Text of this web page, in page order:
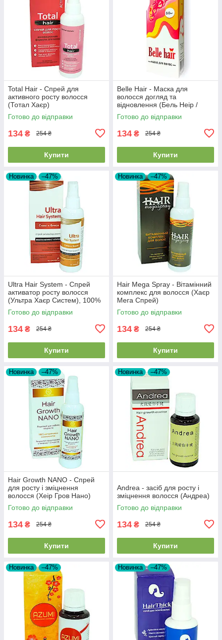
Total Hair - Спрей для
активного росту волосся
(Тотал Хаєр)
Готово до відправки
134 ₴ 254 ₴
Купити
Belle Hair - Маска для
волосся догляд та
відновлення (Бель Неір /
Гарне волосся)
Готово до відправки
134 ₴ 254 ₴
Купити
Новинка –47%
Ultra Hair System - Спрей
активатор росту волосся
(Ультра Хаєр Систем), 100%
натуральний склад
Готово до відправки
134 ₴ 254 ₴
Купити
Новинка –47%
Hair Mega Spray - Вітамінний
комплекс для волосся (Хаєр
Мега Спрей)
Готово до відправки
134 ₴ 254 ₴
Купити
Новинка –47%
Hair Growth NANO - Спрей
для росту і зміцнення
волосся (Хеір Гров Нано)
Готово до відправки
134 ₴ 254 ₴
Купити
Новинка –47%
Andrea - засіб для росту і
зміцнення волосся (Андреа)
Готово до відправки
134 ₴ 254 ₴
Купити
Новинка –47% Новинка –47%